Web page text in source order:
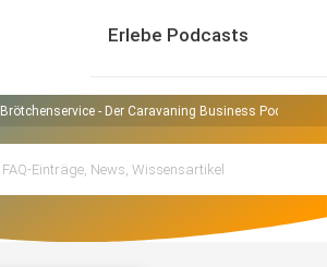
Erlebe Podcasts
Brötchenservice - Der Caravaning Business Podcast